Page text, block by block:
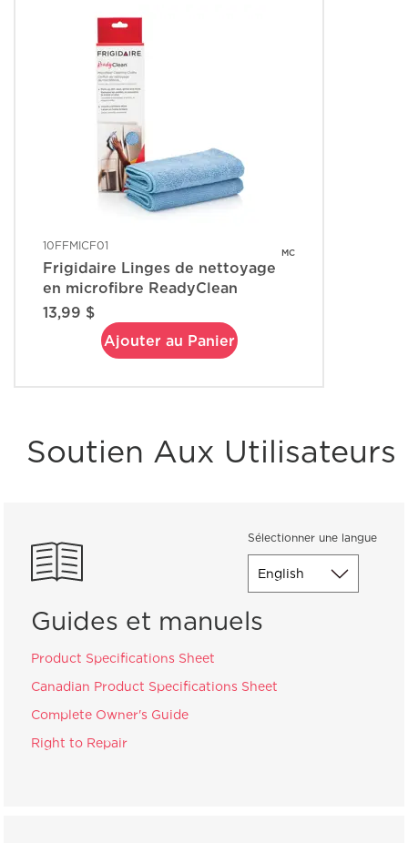
10FFMICF01
Frigidaire Linges de nettoyage
en microfibre ReadyClean
MC
13,99 $
Ajouter au Panier
Soutien Aux Utilisateurs
Sélectionner une langue
Guides et manuels
Product Specifications Sheet
Canadian Product Specifications Sheet
Complete Owner's Guide
Right to Repair